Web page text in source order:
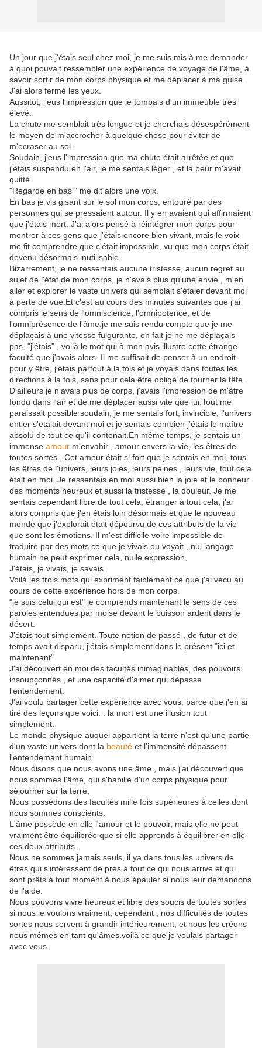
Un jour que j'étais seul chez moi, je me suis mis à me demander
à quoi pouvait ressembler une expérience de voyage de l'âme, à
savoir sortir de mon corps physique et me déplacer à ma guise.
J'ai alors fermé les yeux.
Aussitôt, j'eus l'impression que je tombais d'un immeuble très
élevé.
La chute me semblait très longue et je cherchais désespérément
le moyen de m'accrocher à quelque chose pour éviter de
m'ecraser au sol.
Soudain, j'eus l'impression que ma chute était arrêtée et que
j'étais suspendu en l'air, je me sentais léger , et la peur m'avait
quitté.
"Regarde en bas " me dit alors une voix.
En bas je vis gisant sur le sol mon corps, entouré par des
personnes qui se pressaient autour. Il y en avaient qui affirmaient
que j'étais mort. J'ai alors pensé à réintégrer mon corps pour
montrer à ces gens que j'étais encore bien vivant, mais le voix
me fit comprendre que c'était impossible, vu que mon corps était
devenu désormais inutilisable.
Bizarrement, je ne ressentais aucune tristesse, aucun regret au
sujet de l'état de mon corps, je n'avais plus qu'une envie , m'en
aller et explorer le vaste univers qui semblait s'étaler devant moi
à perte de vue.Et c'est au cours des minutes suivantes que j'ai
compris le sens de l'omniscience, l'omnipotence, et de
l'omniprésence de l'âme.je me suis rendu compte que je me
déplaçais à une vitesse fulgurante, en fait je ne me déplaçais
pas, "j'étais" , voilà le mot qui à mon avis illustre cette étrange
faculté que j'avais alors. Il me suffisait de penser à un endroit
pour y être, j'étais partout à la fois et je voyais dans toutes les
directions à la fois, sans pour cela être obligé de tourner la tête.
D'ailleurs je n'avais plus de corps, j'avais l'impression de m'âtre
fondu dans l'air et de me déplacer aussi vite que lui.Tout me
paraissait possible soudain, je me sentais fort, invincible, l'univers
entier s'etalait devant moi et je sentais combien j'étais le maître
absolu de tout ce qu'il contenait.En même temps, je sentais un
immense amour m'envahir , amour envers la vie, les êtres de
toutes sortes . Cet amour était si fort que je sentais en moi, tous
les êtres de l'univers, leurs joies, leurs peines , leurs vie, tout cela
était en moi. Je ressentais en moi aussi bien la joie et le bonheur
des moments heureux et aussi la tristesse , la douleur. Je me
sentais cependant libre de tout cela, étranger à tout cela, j'ai
alors compris que j'en étais loin désormais et que le nouveau
monde que j'explorait était dépourvu de ces attributs de la vie
que sont les émotions. Il m'est difficile voire impossible de
traduire par des mots ce que je vivais ou voyait , nul langage
humain ne peut exprimer cela, nulle expression,
J'étais, je vivais, je savais.
Voilà les trois mots qui expriment faiblement ce que j'ai vécu au
cours de cette expérience hors de mon corps.
"je suis celui qui est" je comprends maintenant le sens de ces
paroles entendues par moise devant le buisson ardent dans le
désert.
J'étais tout simplement. Toute notion de passé , de futur et de
temps avait disparu, j'étais simplement dans le présent "ici et
maintenant"
J'ai découvert en moi des facultés inimaginables, des pouvoirs
insoupçonnés , et une capacité d'aimer qui dépasse
l'entendement.
J'ai voulu partager cette expérience avec vous, parce que j'en ai
tiré des leçons que voici: . la mort est une illusion tout
simplement.
Le monde physique auquel appartient la terre n'est qu'une partie
d'un vaste univers dont la beauté et l'immensité dépassent
l'entendemant humain.
Nous disons que nous avons une äme , mais j'ai découvert que
nous sommes l'âme, qui s'habille d'un corps physique pour
séjourner sur la terre.
Nous possédons des facultés mille fois supérieures à celles dont
nous sommes conscients.
L'âme possède en elle l'amour et le pouvoir, mais elle ne peut
vraiment être équilibrée que si elle apprends à équilibrer en elle
ces deux attributs.
Nous ne sommes jamais seuls, il ya dans tous les univers de
êtres qui s'intéressent de près à tout ce qui nous arrive et qui
sont prêts à tout moment à nous épauler si nous leur demandons
de l'aide.
Nous pouvons vivre heureux et libre des soucis de toutes sortes
si nous le voulons vraiment, cependant , nos difficultés de toutes
sortes nous servent à grandir intérieurement, et nous les créons
nous mêmes en tant qu'âmes.voilà ce que je voulais partager
avec vous.